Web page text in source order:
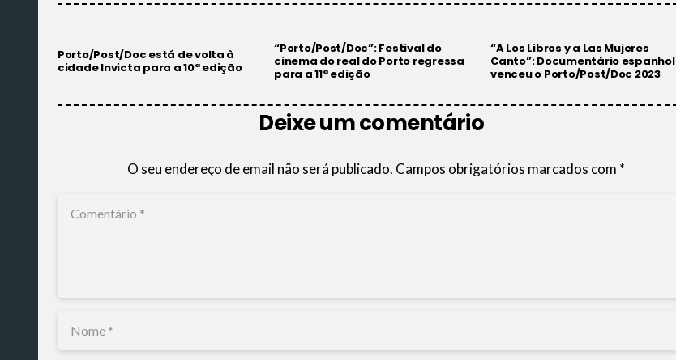
Porto/Post/Doc está de volta à
cidade Invicta para a 10ª edição
“Porto/Post/Doc”: Festival do
cinema do real do Porto regressa
para a 11ª edição
“A Los Libros y a Las Mujeres
Canto”: Documentário espanhol
venceu o Porto/Post/Doc 2023
Deixe um comentário
O seu endereço de email não será publicado. Campos obrigatórios marcados com *